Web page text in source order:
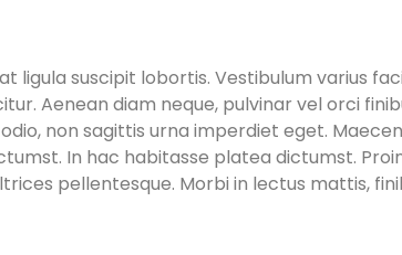
suscipit lobortis. Vestibulum varius
Aenean diam neque, pulvinar vel orci
non sagittis urna imperdiet eget.
In hac habitasse platea dictumst.
pellentesque. Morbi in lectus mattis,